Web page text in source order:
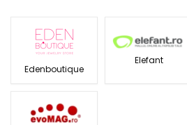
Edenboutique
Elefant